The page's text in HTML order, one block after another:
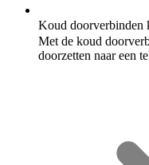
Koud doorverbinden
Met de koud
doorzetten naar een